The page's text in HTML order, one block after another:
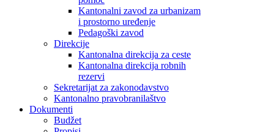
Kantonalni zavod za urbanizam
i prostorno uređenje
Pedagoški zavod
Direkcije
Kantonalna direkcija za ceste
Kantonalna direkcija robnih
rezervi
Sekretarijat za zakonodavstvo
Kantonalno pravobranilaštvo
Dokumenti
Budžet